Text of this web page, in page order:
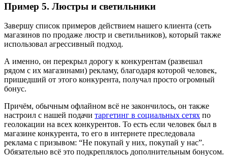
Пример 5. Люстры и светильники
Завершу список примеров действием нашего клиента (сеть
магазинов по продаже люстр и светильников), который также
использовал агрессивный подход.
А именно, он перекрыл дорогу к конкурентам (развешал
рядом с их магазинами) рекламу, благодаря которой человек,
пришедший от этого конкурента, получал просто огромный
бонус.
Причём, обычным офлайном всё не закончилось, он также
настроил с нашей подачи таргетинг в социальных сетях по
геолокации на всех конкурентов. То есть если человек был в
магазине конкурента, то его в интернете преследовала
реклама с призывом: “Не покупай у них, покупай у нас”.
Обязательно всё это подкреплялось дополнительным бонусом.